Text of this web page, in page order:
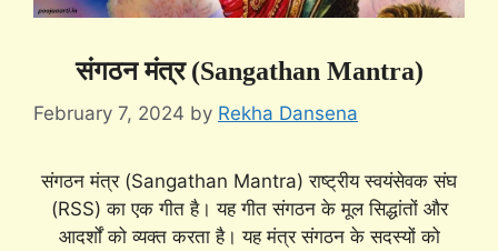
संगठन मंत्र (Sangathan Mantra)
February 7, 2024 by Rekha Dansena
संगठन मंत्र (Sangathan Mantra) राष्ट्रीय स्वयंसेवक संघ
(RSS) का एक गीत है। यह गीत संगठन के मूल सिद्धांतों और
आदर्शों को व्यक्त करता है। यह मंत्र संगठन के सदस्यों को